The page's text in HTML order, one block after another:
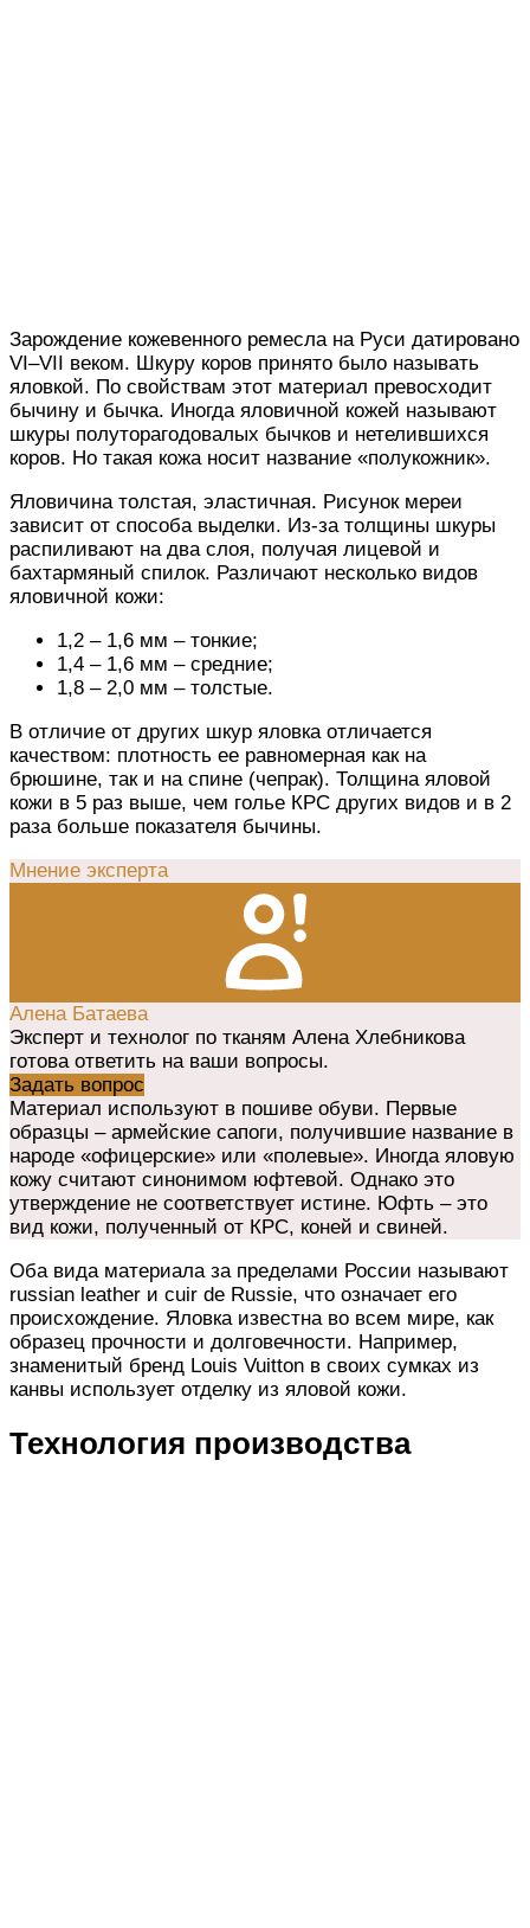
Зарождение кожевенного ремесла на Руси датировано
VI–VII веком. Шкуру коров принято было называть
яловкой. По свойствам этот материал превосходит
бычину и бычка. Иногда яловичной кожей называют
шкуры полуторагодовалых бычков и нетелившихся
коров. Но такая кожа носит название «полукожник».
Яловичина толстая, эластичная. Рисунок мереи
зависит от способа выделки. Из-за толщины шкуры
распиливают на два слоя, получая лицевой и
бахтармяный спилок. Различают несколько видов
яловичной кожи:
1,2 – 1,6 мм – тонкие;
1,4 – 1,6 мм – средние;
1,8 – 2,0 мм – толстые.
В отличие от других шкур яловка отличается
качеством: плотность ее равномерная как на
брюшине, так и на спине (чепрак). Толщина яловой
кожи в 5 раз выше, чем голье КРС других видов и в 2
раза больше показателя бычины.
Мнение эксперта
Алена Батаева
Эксперт и технолог по тканям Алена Хлебникова
готова ответить на ваши вопросы.
Задать вопрос
Материал используют в пошиве обуви. Первые
образцы – армейские сапоги, получившие название в
народе «офицерские» или «полевые». Иногда яловую
кожу считают синонимом юфтевой. Однако это
утверждение не соответствует истине. Юфть – это
вид кожи, полученный от КРС, коней и свиней.
Оба вида материала за пределами России называют
russian leather и cuir de Russie, что означает его
происхождение. Яловка известна во всем мире, как
образец прочности и долговечности. Например,
знаменитый бренд Louis Vuitton в своих сумках из
канвы использует отделку из яловой кожи.
Технология производства